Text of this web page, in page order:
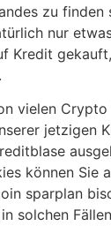
zu finden
nur
Kredit
vielen
jetzigen
können Sie
sparplan
solchen